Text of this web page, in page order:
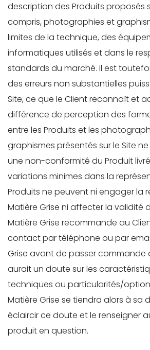
description des Produits proposés
compris, photographies et
limites de la technique, des
informatiques utilisés et dans le
standards du marché. Il est
des erreurs non substantielles
Site, ce que le Client reconnaît et
différence de perception des
entre les Produits et les
graphismes présentés sur le Site
une non-conformité du Produit
variations minimes dans la
Produits ne peuvent ni engager la
Matière Grise ni affecter la validité
Matière Grise recommande au
contact par téléphone ou par
Grise avant de passer commande
aurait un doute sur les
techniques ou particularités/
Matière Grise se tiendra alors à sa
éclaircir ce doute et le renseigner
produit en question.